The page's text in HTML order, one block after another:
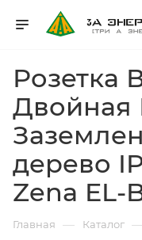
Розетка
Двойная
дерево
Zena EL-
Главная — Каталог